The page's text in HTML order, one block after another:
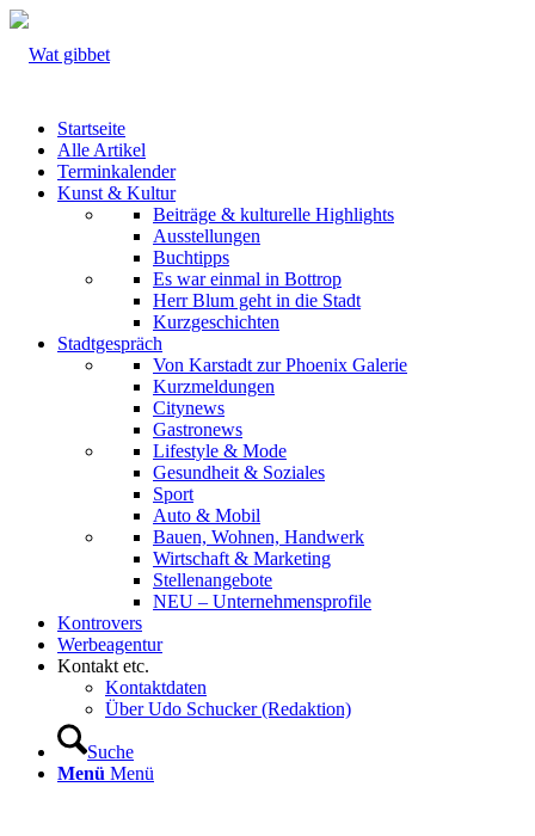
Startseite
Alle Artikel
Terminkalender
Kunst & Kultur
Beiträge & kulturelle Highlights
Ausstellungen
Buchtipps
Es war einmal in Bottrop
Herr Blum geht in die Stadt
Kurzgeschichten
Stadtgespräch
Von Karstadt zur Phoenix Galerie
Kurzmeldungen
Citynews
Gastronews
Lifestyle & Mode
Gesundheit & Soziales
Sport
Auto & Mobil
Bauen, Wohnen, Handwerk
Wirtschaft & Marketing
Stellenangebote
NEU – Unternehmens­profile
Kontrovers
Werbeagentur
Kontakt etc.
Kontaktdaten
Über Udo Schucker (Redaktion)
Suche
Menü Menü